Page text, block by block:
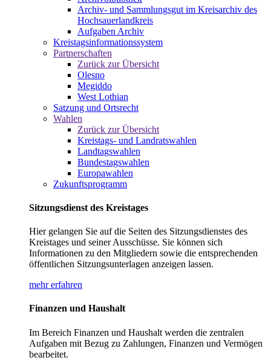
Archiv- und Sammlungsgut im Kreisarchiv des
Hochsauerlandkreis
Aufgaben Archiv
Kreistagsinformationssystem
Partnerschaften
Zurück zur Übersicht
Olesno
Megiddo
West Lothian
Satzung und Ortsrecht
Wahlen
Zurück zur Übersicht
Kreistags- und Landratswahlen
Landtagswahlen
Bundestagswahlen
Europawahlen
Zukunftsprogramm
Sitzungsdienst des Kreistages
Hier gelangen Sie auf die Seiten des Sitzungsdienstes des
Kreistages und seiner Ausschüsse. Sie können sich
Informationen zu den Mitgliedern sowie die entsprechenden
öffentlichen Sitzungsunterlagen anzeigen lassen.
mehr erfahren
Finanzen und Haushalt
Im Bereich Finanzen und Haushalt werden die zentralen
Aufgaben mit Bezug zu Zahlungen, Finanzen und Vermögen
bearbeitet.